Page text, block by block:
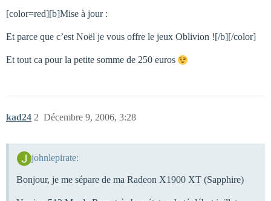
[color=red][b]Mise à jour :
Et parce que c’est Noël je vous offre le jeux Oblivion ![/b][/color]
Et tout ca pour la petite somme de 250 euros
kad24 Décembre 9, 2006, 3:28
2
johnlepirate:
Bonjour, je me sépare de ma Radeon X1900 XT (Sapphire)